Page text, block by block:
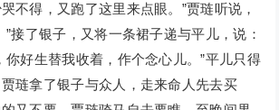
不得，又跑了这里来点眼。”贾琏听说，
”接了银子，又将一条裙子递与平儿，说：
你好生替我收着，作个念心儿。”平儿只得
琏拿了银子与众人，走来命人先去买